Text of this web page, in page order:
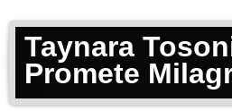
Taynara
Promete